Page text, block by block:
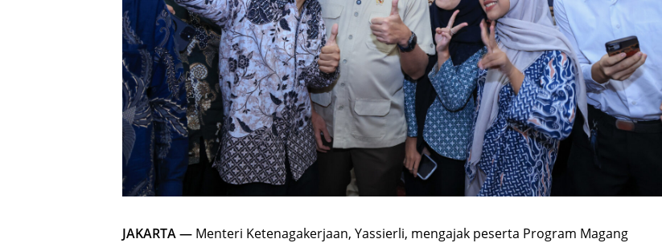
JAKARTA — Menteri Ketenagakerjaan, Yassierli, mengajak peserta Program Magang